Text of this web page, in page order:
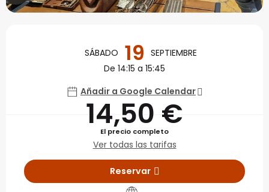
Horarios y datos de
SÁBADO 19 SEPTIEMBRE
De 14:15 a 15:45
Añadir a Google Calendar
14,50 €
El precio completo
Ver todas las tarifas
Reservar